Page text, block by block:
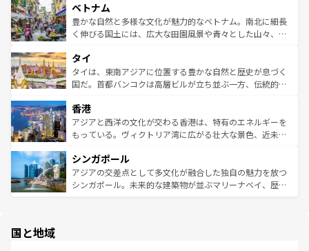
参照してほしい。
容にもいいと評判のスイーツなど、バラエティ豊かな料理
が味わえる。 なお、新着の台湾情報は コンテンツ一覧を参
照してほしい。
き、地方に足を延ばせば四季折々の自然美を楽しむことが
できる。そして、キムチや焼肉、絶品のストリートフード
まで、さまざまな韓国料理が待っている。夜には、韓国な
リティに包まれながら、韓国の多彩な魅力を心ゆくまで味
わってみてほしい。 なお、新着の韓国情報はコンテンツ一
覧を参照してほしい。
ベトナム
豊かな自然と多様な文化が魅力的なベトナム。南北に細長
く伸びる国土には、広大な田園風景や青々とした山々、世
急速な発展と共に伝統が息づく。ハノイの古い町並みやホ
ーチミン市のフランス統治時代の建物も、独特の雰囲気を
醸し出している。また、バラエティの豊かさとおいしさで
とつ。フォーやバインミー、ベトナムコーヒーなどは、ぜ
ひ現地で味わいたい。どの地域を訪れてもあたたかい人々
が旅行者を迎えてくれるので、きっと忘れられない旅にな
参照してほしい。
タイ
タイは、東南アジアに位置する豊かな自然と歴史が息づく
国だ。首都バンコクは高層ビルが立ち並ぶ一方、伝統的な
の活気が交差している。北部ではチェンマイなどの山岳地
帯で自然と触れ合い、南部ではプーケットやクラビの美し
いビーチでリゾート気分を楽しむことができる。タイ料理
激する。気候は一年中温暖で、どの季節にも異なる楽しみ
が待っている。親しみやすいタイの人々、仏教を中心とし
た文化、そして多様な観光資源が、訪れる旅人を魅了し続
香港
アジアと西洋の文化が交わる香港は、特有のエネルギーを
もっている。ヴィクトリア湾に広がる壮大な景色、近未来
み、どこを訪れても感動するはず。観光スポットが密集し
ており、効率よく見どころを回れるのも魅力。息をのむよ
うな絶景から文化的な体験まで、香港を存分に楽しみ尽く
シンガポール
アジアの交差点として多文化が融合した独自の魅力を放つ
シンガポール。未来的な建築物が並ぶマリーナベイ、歴史
国と地域